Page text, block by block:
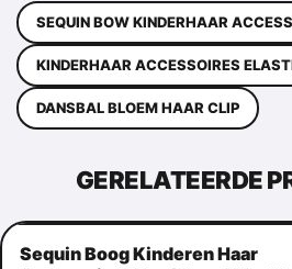
SEQUIN BOW KINDERHAAR
KINDERHAAR ACCESSOIRES
DANSBAL BLOEM HAAR CLIP
GERELATEERDE
Sequin Boog Kinderen Haar